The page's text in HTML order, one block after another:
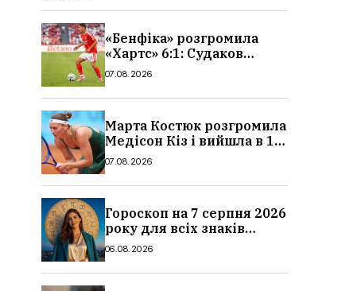
«Бенфіка» розгромила
«Хартс» 6:1: Судаков
відзначився асистом,
07.08.2026
Марта Костюк розгромила
Медісон Кіз і вийшла в 1/8
фіналу Торонто: результат
07.08.2026
Гороскоп на 7 серпня 2026
року для всіх знаків
зодіаку: кому пощастить у
06.08.2026